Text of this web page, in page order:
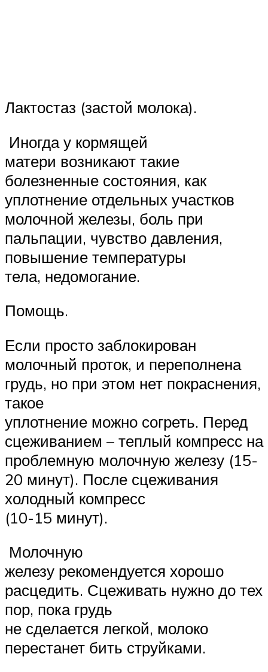
Лактостаз (застой молока).
Иногда у кормящей
матери возникают такие
болезненные состояния, как
уплотнение отдельных участков
молочной железы, боль при
пальпации, чувство давления,
повышение температуры
тела, недомогание.
Помощь.
Если просто заблокирован
молочный проток, и переполнена
грудь, но при этом нет покраснения,
такое
уплотнение можно согреть. Перед
сцеживанием – теплый компресс на
проблемную молочную железу (15-
20 минут). После сцеживания
холодный компресс
(10-15 минут).
Молочную
железу рекомендуется хорошо
расцедить. Сцеживать нужно до тех
пор, пока грудь
не сделается легкой, молоко
перестанет бить струйками.